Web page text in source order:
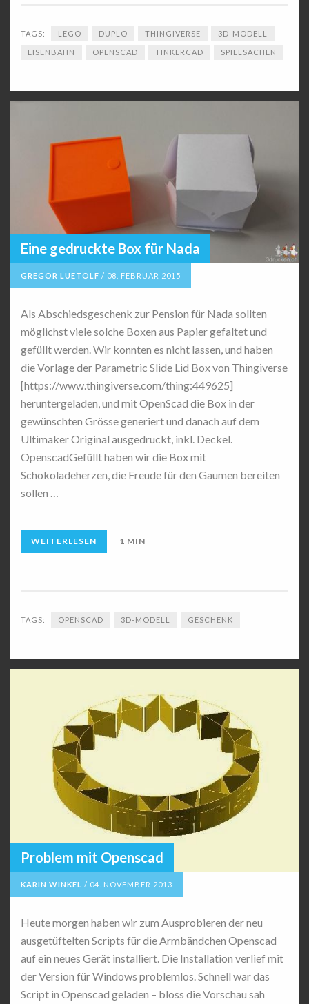
TAGS: LEGO DUPLO THINGIVERSE 3D-MODELL
EISENBAHN OPENSCAD TINKERCAD SPIELSACHEN
Eine gedruckte Box für Nada
GREGOR LUETOLF / 08. FEBRUAR 2015
Als Abschiedsgeschenk zur Pension für Nada sollten
möglichst viele solche Boxen aus Papier gefaltet und
gefüllt werden. Wir konnten es nicht lassen, und haben
die Vorlage der Parametric Slide Lid Box von Thingiverse
[https://www.thingiverse.com/thing:449625]
heruntergeladen, und mit OpenScad die Box in der
gewünschten Grösse generiert und danach auf dem
Ultimaker Original ausgedruckt, inkl. Deckel.
OpenscadGefüllt haben wir die Box mit
Schokoladeherzen, die Freude für den Gaumen bereiten
sollen …
WEITERLESEN 1 MIN
TAGS: OPENSCAD 3D-MODELL GESCHENK
Problem mit Openscad
KARIN WINKEL / 04. NOVEMBER 2013
Heute morgen haben wir zum Ausprobieren der neu
ausgetüftelten Scripts für die Armbändchen Openscad
auf ein neues Gerät installiert. Die Installation verlief mit
der Version für Windows problemlos. Schnell war das
Script in Openscad geladen – bloss die Vorschau sah